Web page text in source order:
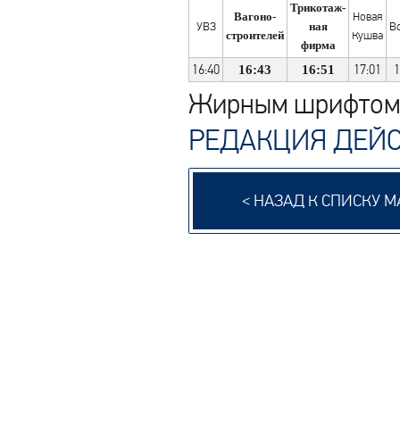
УВЗ
Вагоно-
строителей
Трикотаж-
ная
фирма
Новая
Кушва
16:40 16:43 16:51 17:01
Жирным шрифтом
РЕДАКЦИЯ
< НАЗАД К СПИСКУ